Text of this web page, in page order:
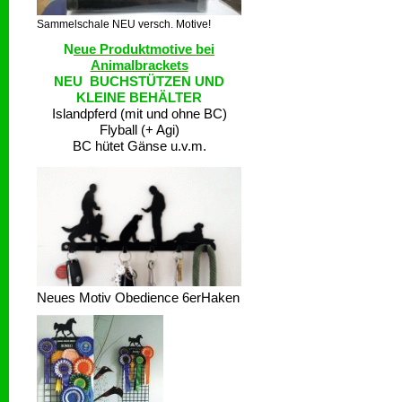
Sammelschale NEU versch. Motive!
Neue Produktmotive bei
Animalbrackets
NEU BUCHSTÜTZEN UND
KLEINE BEHÄLTER
Islandpferd (mit und ohne BC)
Flyball (+ Agi)
BC hütet Gänse u.v.m.
Neues Motiv Obedience 6erHaken